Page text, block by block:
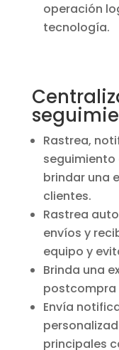
operación
tecnología.
Rastrea,
brindar una
clientes.
Rastrea
envíos y
equipo y
Brinda una
postcompra
Envía
principales